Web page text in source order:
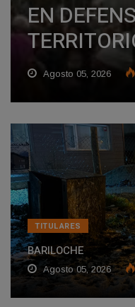
EN
Agosto 05, 2026
TITULARES
BARILOCHE
Agosto 05, 2026